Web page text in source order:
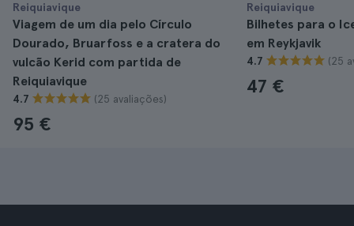
Reiquiavique
Viagem de um dia pelo Círculo
Dourado, Bruarfoss e a cratera do
vulcão Kerid com partida de
Reiquiavique
4.7 (25 avaliações)
95 €
Reiquiavique
Bilhetes para o
em Reykjavik
4.7 (25
47 €